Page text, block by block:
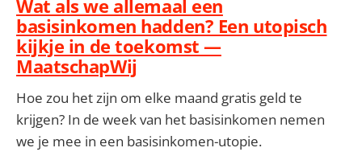
Wat als we allemaal een
basisinkomen hadden? Een utopisch
kijkje in de toekomst —
MaatschapWij
Hoe zou het zijn om elke maand gratis geld te
krijgen? In de week van het basisinkomen nemen
we je mee in een basisinkomen-utopie.